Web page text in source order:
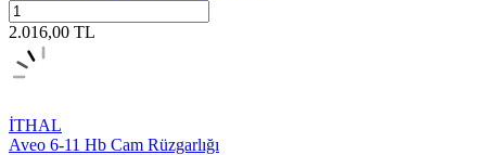
2.016,00 TL
İTHAL
Aveo 6-11 Hb Cam Rüzgarlığı